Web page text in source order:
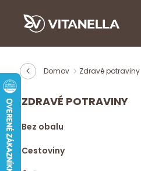
Domov Zdravé potraviny
ZDRAVÉ POTRAVINY
Bez obalu
Cestoviny